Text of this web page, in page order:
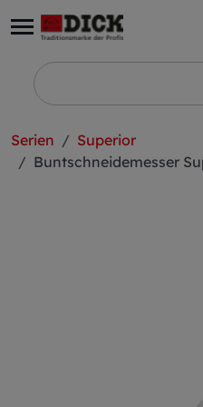
Serien
Superior
Buntschneidemesser